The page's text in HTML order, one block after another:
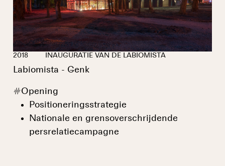
2018 INAUGURATIE VAN DE LABIOMISTA
Labiomista - Genk
#Opening
Positioneringsstrategie
Nationale en grensoverschrijdende
persrelatiecampagne